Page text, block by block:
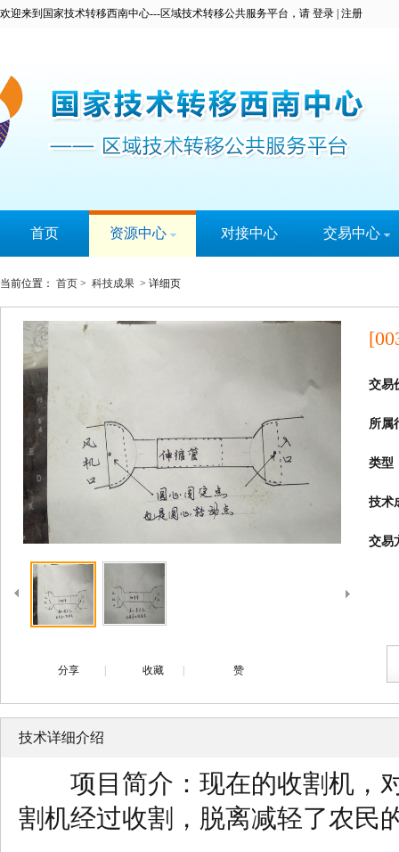
欢迎来到国家技术转移西南中心---区域技术转移公共服务平台，请 登录 注册
首页 资源中心 对接中心 交易中心
大学城
当前位置： 首页 > 科技成果 > 详细页
交易
所属
类型
技术
交易
分享 收藏 赞
技术详细介绍
项目简介：现在的收割机，
割机经过收割，脱离减轻了农民